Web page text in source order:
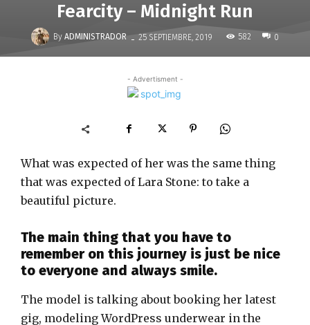
Fearcity – Midnight Run
By ADMINISTRADOR - 25 SEPTIEMBRE, 2019 582 0
- Advertisment -
What was expected of her was the same thing
that was expected of Lara Stone: to take a
beautiful picture.
The main thing that you have to
remember on this journey is just be nice
to everyone and always smile.
The model is talking about booking her latest
gig, modeling WordPress underwear in the